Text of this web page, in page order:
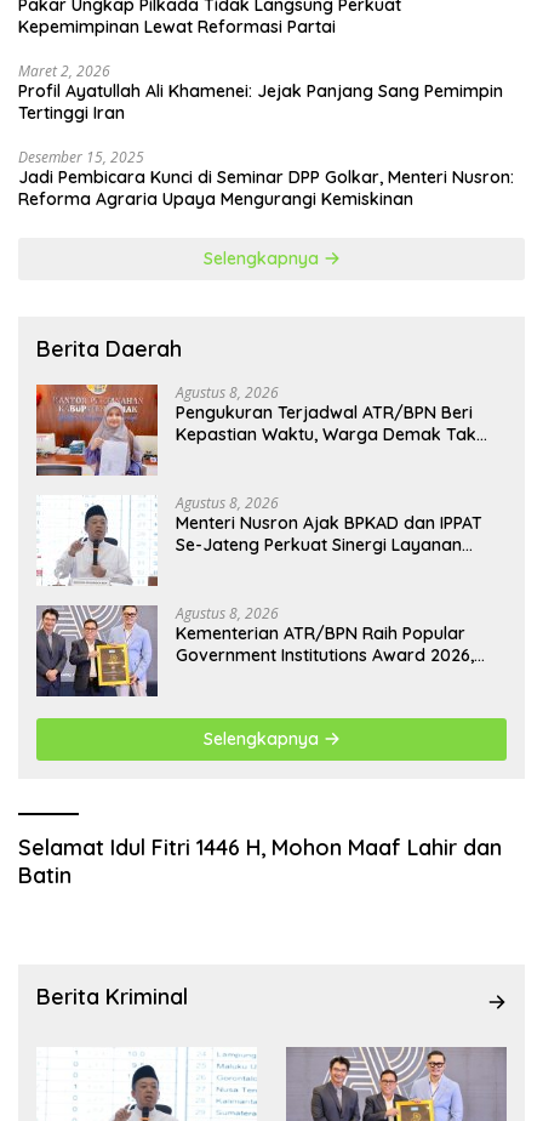
Pakar Ungkap Pilkada Tidak Langsung Perkuat
Kepemimpinan Lewat Reformasi Partai
Maret 2, 2026
Profil Ayatullah Ali Khamenei: Jejak Panjang Sang Pemimpin
Tertinggi Iran
Desember 15, 2025
Jadi Pembicara Kunci di Seminar DPP Golkar, Menteri Nusron:
Reforma Agraria Upaya Mengurangi Kemiskinan
Selengkapnya
Berita Daerah
Agustus 8, 2026
Pengukuran Terjadwal ATR/BPN Beri
Kepastian Waktu, Warga Demak Tak
Agustus 8, 2026
Menteri Nusron Ajak BPKAD dan IPPAT
Se-Jateng Perkuat Sinergi Layanan
Agustus 8, 2026
Kementerian ATR/BPN Raih Popular
Government Institutions Award 2026,
Selengkapnya
Selamat Idul Fitri 1446 H, Mohon Maaf Lahir dan
Batin
Berita Kriminal